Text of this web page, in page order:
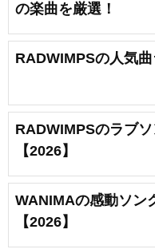
の楽曲を厳選！
RADWIMPSの人気曲
RADWIMPSのラブ
【2026】
WANIMAの感動ソン
【2026】